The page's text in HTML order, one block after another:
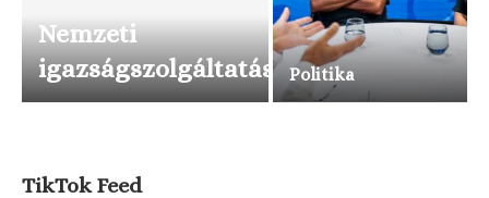
Nemzeti
igazságszolgáltatás
Politika
TikTok Feed